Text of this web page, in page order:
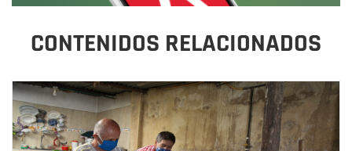
CONTENIDOS RELACIONADOS